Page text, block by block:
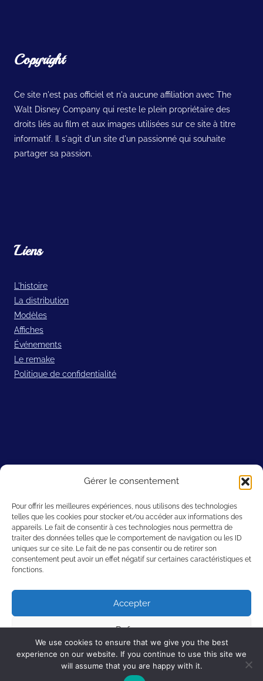
Gérer le consentement
Pour offrir les meilleures expériences, nous utilisons des technologies
telles que les cookies pour stocker et/ou accéder aux informations des
appareils. Le fait de consentir à ces technologies nous permettra de
traiter des données telles que le comportement de navigation ou les ID
uniques sur ce site. Le fait de ne pas consentir ou de retirer son
consentement peut avoir un effet négatif sur certaines caractéristiques et
fonctions.
Accepter
Refuser
Modifier
Copyright
Ce site n'est pas officiel et n'a aucune affiliation avec The
Walt Disney Company qui reste le plein propriétaire des
droits liés au film et aux images utilisées sur ce site à titre
informatif. Il s'agit d'un site d'un passionné qui souhaite
partager sa passion.
Liens
L'histoire
La distribution
Modèles
Affiches
Événements
Le remake
Politique de confidentialité
Filmic Light – Snow White Archive
A. Film L.A.
Willdubguru
Les Grands Classiques
2719 Hyperion
© 2026 Snow White Museum
We use cookies to ensure that we give you the best
experience on our website. If you continue to use this site we
will assume that you are happy with it.